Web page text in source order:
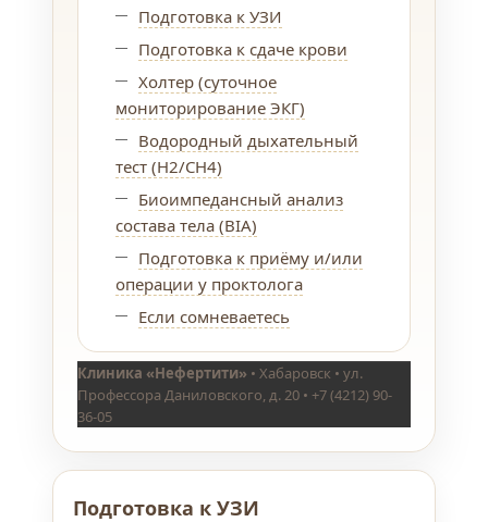
Подготовка к УЗИ
Подготовка к сдаче крови
Холтер (суточное
мониторирование ЭКГ)
Водородный дыхательный
тест (H2/CH4)
Биоимпедансный анализ
состава тела (BIA)
Подготовка к приёму и/или
операции у проктолога
Если сомневаетесь
Клиника «Нефертити» • Хабаровск • ул.
Профессора Даниловского, д. 20 • +7 (4212) 90-
36-05
Подготовка к УЗИ